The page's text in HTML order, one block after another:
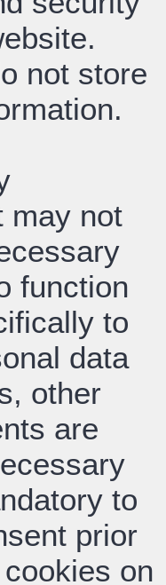
not store
may not
function
to
data
other
are
to
prior
on